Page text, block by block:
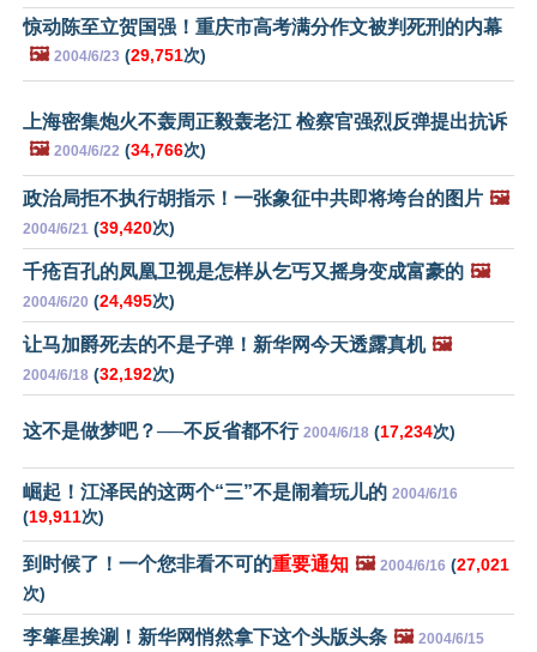
惊动陈至立贺国强！重庆市高考满分作文被判死刑的内幕
🖼️ 2004/6/23 (29,751次)
上海密集炮火不轰周正毅轰老江 检察官强烈反弹提出抗诉
🖼️ 2004/6/22 (34,766次)
政治局拒不执行胡指示！一张象征中共即将垮台的图片 🖼️
2004/6/21 (39,420次)
千疮百孔的凤凰卫视是怎样从乞丐又摇身变成富豪的 🖼️
2004/6/20 (24,495次)
让马加爵死去的不是子弹！新华网今天透露真机 🖼️
2004/6/18 (32,192次)
这不是做梦吧？──不反省都不行 2004/6/18 (17,234次)
崛起！江泽民的这两个“三”不是闹着玩儿的 2004/6/16
(19,911次)
到时候了！一个您非看不可的重要通知 🖼️ 2004/6/16 (27,021
次)
李肇星挨涮！新华网悄然拿下这个头版头条 🖼️ 2004/6/15